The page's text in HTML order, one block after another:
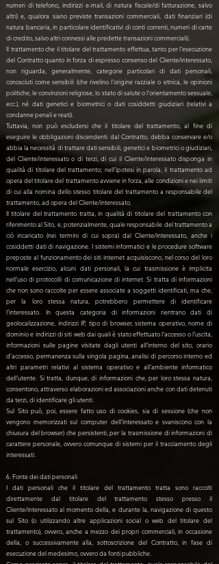
numeri di telefono, indirizzi e-mail, di natura fiscale/di fatturazione, salvo
altri) e, qualora siano previste transazioni commerciali, dati finanziari (di
natura bancaria, in particolare identificativi di conti correnti, numeri di carte
di credito, salvo altri connessi alle predette transazioni commerciali).
Il trattamento che il titolare del trattamento effettua, tanto per l’esecuzione
del Contratto quanto in forza di espresso consenso del Cliente/interessato,
non riguarda, generalmente, categorie particolari di dati personali,
conosciuti come sensibili (che rivelino l’origine razziale o etnica, le opinioni
politiche, le convinzioni religiose, lo stato di salute o l’orientamento sessuale,
ecc.), né dati genetici e biometrici o dati cosiddetti giudiziari (relativi a
condanne penali e reati).
Tuttavia, non può escludersi che il titolare del trattamento, al fine di
eseguire le obbligazioni discendenti dal Contratto, debba conservare e/o
abbia la necessità di trattare dati sensibili, genetici e biometrici o giudiziari,
del Cliente/interessato o di terzi, di cui il Cliente/interessato disponga in
qualità di titolare del trattamento; nell’ipotesi in parola, il trattamento ad
opera del titolare del trattamento avviene in forza, alle condizioni e nei limiti
di cui alla nomina dello stesso titolare del trattamento a responsabile del
trattamento, ad opera del Cliente/interessato.
Il titolare del trattamento tratta, in qualità di titolare del trattamento con
riferimento al Sito, e, potenzialmente, quale responsabile del trattamento a
ciò incaricato (nei termini di cui sopra) dal Cliente/interessato, anche i
cosiddetti dati di navigazione. I sistemi informatici e le procedure software
preposte al funzionamento dei siti internet acquisiscono, nel corso del loro
normale esercizio, alcuni dati personali, la cui trasmissione è implicita
nell’uso di protocolli di comunicazione di internet. Si tratta di informazioni
che non sono raccolte per essere associate a soggetti identificati, ma che,
per la loro stessa natura, potrebbero permettere di identificare
l’interessato. In questa categoria di informazioni rientrano dati di
geolocalizzazione, indirizzi IP, tipo di browser, sistema operativo, nome di
dominio e indirizzi di siti web dai quali è stato effettuato l’accesso o l’uscita,
informazioni sulle pagine visitate dagli utenti all’interno del sito, orario
d’accesso, permanenza sulla singola pagina, analisi di percorso interno ed
altri parametri relativi al sistema operativo e all’ambiente informatico
dell’utente. Si tratta, dunque, di informazioni che, per loro stessa natura,
consentono, attraverso elaborazioni ed associazioni anche con dati detenuti
da terzi, di identificare gli utenti.
Sul Sito può, poi, essere fatto uso di cookies, sia di sessione (che non
vengono memorizzati sul computer dell’interessato e svaniscono con la
chiusura del browser) che persistenti, per la trasmissione di informazioni di
carattere personale, ovvero comunque di sistemi per il tracciamento degli
interessati.
6. Fonte dei dati personali
I dati personali che il titolare del trattamento tratta sono raccolti
direttamente dal titolare del trattamento stesso presso il
Cliente/interessato al momento della, e durante la, navigazione di questo
sul Sito (o utilizzando altre applicazioni social o web del titolare del
trattamento), ovvero, anche a mezzo dei propri commerciali, in occasione
della, o successivamente alla, sottoscrizione del Contratto, in fase di
esecuzione del medesimo, ovvero da fonti pubbliche.